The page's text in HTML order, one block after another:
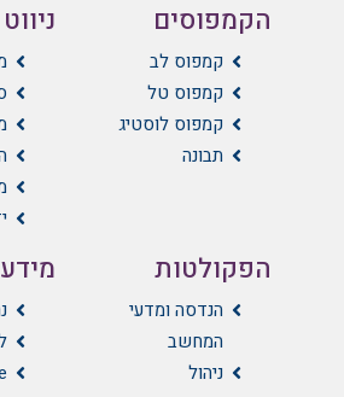
הקמפוסים
קמפוס לב
קמפוס טל
קמפוס לוסטיג
תבונה
הפקולטות
הנדסה ומדעי
המחשב
ניהול